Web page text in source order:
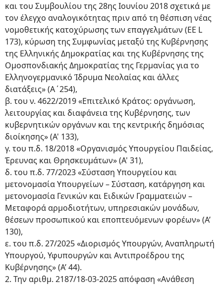
και του Συμβουλίου της 28ης Ιουνίου 2018 σχετικά με
τον έλεγχο αναλογικότητας πριν από τη θέσπιση νέας
νομοθετικής κατοχύρωσης των επαγγελμάτων (EE L
173), κύρωση της Συμφωνίας μεταξύ της Κυβέρνησης
της Ελληνικής Δημοκρατίας και της Κυβέρνησης της
Ομοσπονδιακής Δημοκρατίας της Γερμανίας για το
Ελληνογερμανικό Ίδρυμα Νεολαίας και άλλες
διατάξεις» (Α΄254),
β. του ν. 4622/2019 «Επιτελικό Κράτος: οργάνωση,
λειτουργίας και διαφάνεια της Κυβέρνησης, των
κυβερνητικών οργάνων και της κεντρικής δημόσιας
διοίκησης» (Α' 133),
γ. του π.δ. 18/2018 «Οργανισμός Υπουργείου Παιδείας,
Έρευνας και Θρησκευμάτων» (Α' 31),
δ. του π.δ. 77/2023 «Σύσταση Υπουργείου και
μετονομασία Υπουργείων – Σύσταση, κατάργηση και
μετονομασία Γενικών και Ειδικών Γραμματειών –
Μεταφορά αρμοδιοτήτων, υπηρεσιακών μονάδων,
θέσεων προσωπικού και εποπτευόμενων φορέων» (Α’
130),
ε. του π.δ. 27/2025 «Διορισμός Υπουργών, Αναπληρωτή
Υπουργού, Υφυπουργών και Αντιπροέδρου της
Κυβέρνησης» (Α’ 44).
2. Την αριθμ. 2187/18-03-2025 απόφαση «Ανάθεση